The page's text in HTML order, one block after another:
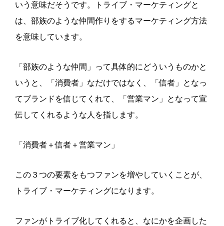
いう意味だそうです。トライブ・マーケティングと
は、部族のような仲間作りをするマーケティング方法
を意味しています。
「部族のような仲間」って具体的にどういうものかと
いうと、「消費者」なだけではなく、「信者」となっ
てブランドを信じてくれて、「営業マン」となって宣
伝してくれるような人を指します。
「消費者＋信者＋営業マン」
この３つの要素をもつファンを増やしていくことが、
トライブ・マーケティングになります。
ファンがトライブ化してくれると、なにかを企画した